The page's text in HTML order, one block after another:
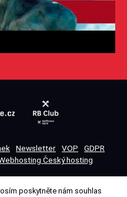
Newsletter VOP
GDPR
Český hosting
verzi
poskytněte nám souhlas